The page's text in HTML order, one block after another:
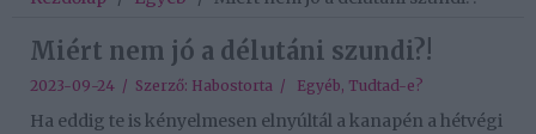
Miért nem jó a délutáni szundi?!
2023-09-24 / Szerző: Habostorta / Egyéb, Tudtad-e?
Ha eddig te is kényelmesen elnyúltál a kanapén a hétvégi